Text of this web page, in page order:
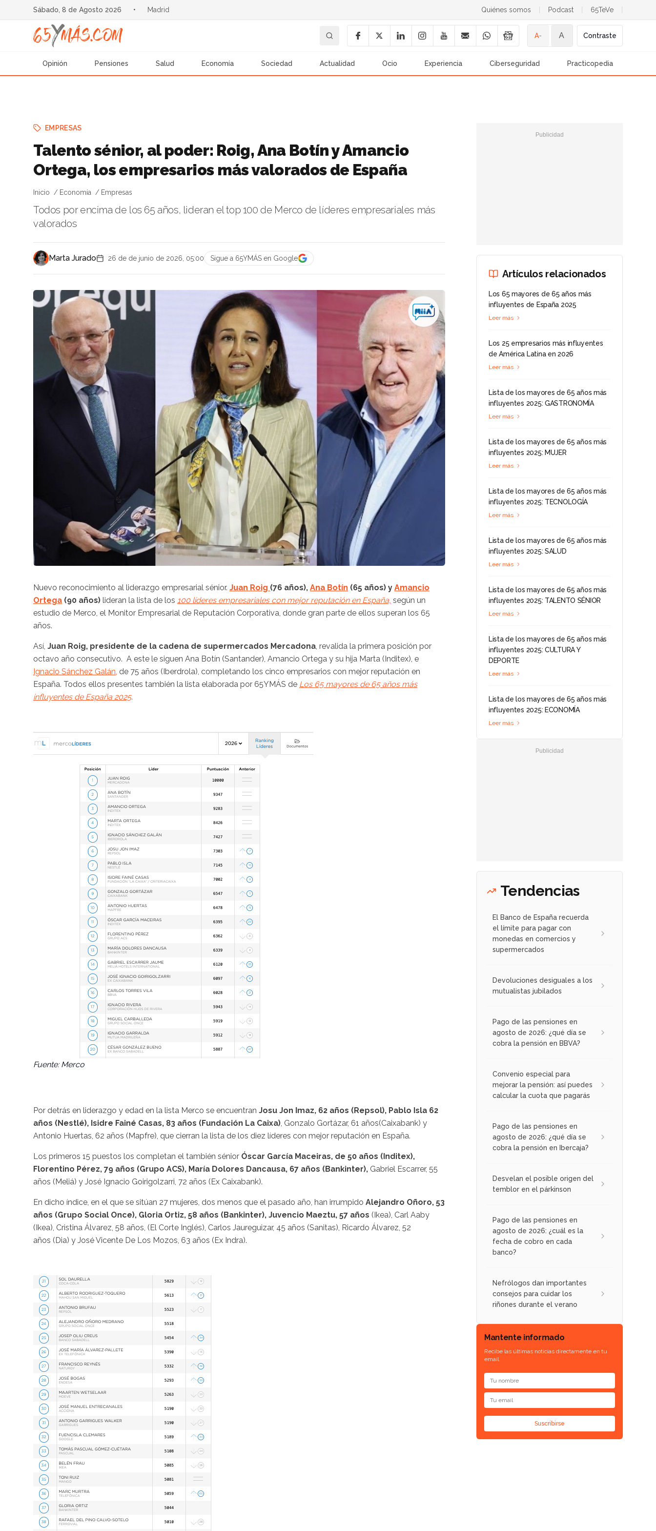
Sábado, 8 de Agosto 2026 • Madrid Quiénes somos Podcast 65TeVe
A- A Contraste
Opinión Pensiones Salud Economía Sociedad Actualidad Ocio Experiencia Ciberseguridad Practicopedia
EMPRESAS
Talento sénior, al poder: Roig, Ana Botín y Amancio
Ortega, los empresarios más valorados de España
Inicio Economía Empresas
Todos por encima de los 65 años, lideran el top 100 de Merco de líderes empresariales más
valorados
Marta Jurado 26 de de junio de 2026, 05:00 Sigue a 65YMÁS en Google
Nuevo reconocimiento al liderazgo empresarial sénior. Juan Roig (76 años), Ana Botín (65 años) y Amancio
Ortega (90 años) lideran la lista de los 100 líderes empresariales con mejor reputación en España, según un
estudio de Merco, el Monitor Empresarial de Reputación Corporativa, donde gran parte de ellos superan los 65
años.
Así, Juan Roig, presidente de la cadena de supermercados Mercadona , revalida la primera posición por
octavo año consecutivo. A este le siguen Ana Botín (Santander), Amancio Ortega y su hija Marta (Inditex), e
Ignacio Sánchez Galán, de 75 años (Iberdrola), completando los cinco empresarios con mejor reputación en
España. Todos ellos presentes también la lista elaborada por 65YMÁS de Los 65 mayores de 65 años más
influyentes de España 2025.
Fuente: Merco
Por detrás en liderazgo y edad en la lista Merco se encuentran Josu Jon Imaz, 62 años (Repsol), Pablo Isla 62
años (Nestlé), Isidre Fainé Casas, 83 años (Fundación La Caixa) , Gonzalo Gortázar, 61 años(Caixabank) y
Antonio Huertas, 62 años (Mapfre), que cierran la lista de los diez líderes con mejor reputación en España.
Los primeros 15 puestos los completan el también sénior Óscar García Maceiras, de 50 años (Inditex),
Florentino Pérez, 79 años (Grupo ACS), María Dolores Dancausa, 67 años (Bankinter), Gabriel Escarrer, 55
años (Meliá) y José Ignacio Goirigolzarri, 72 años (Ex Caixabank).
En dicho índice, en el que se sitúan 27 mujeres, dos menos que el pasado año, han irrumpido Alejandro Oñoro, 53
años (Grupo Social Once), Gloria Ortiz, 58 años (Bankinter), Juvencio Maeztu, 57 años (Ikea), Carl Aaby
(Ikea), Cristina Álvarez, 58 años, (El Corte Inglés), Carlos Jaureguizar, 45 años (Sanitas), Ricardo Álvarez, 52
años (Dia) y José Vicente De Los Mozos, 63 años (Ex Indra).
Artículos relacionados
Los 65 mayores de 65 años más
influyentes de España 2025
Leer más
Los 25 empresarios más influyentes
de América Latina en 2026
Leer más
Lista de los mayores de 65 años más
influyentes 2025: GASTRONOMÍA
Leer más
Lista de los mayores de 65 años más
influyentes 2025: MUJER
Leer más
Lista de los mayores de 65 años más
influyentes 2025: TECNOLOGÍA
Leer más
Lista de los mayores de 65 años más
influyentes 2025: SALUD
Leer más
Lista de los mayores de 65 años más
influyentes 2025: TALENTO SÉNIOR
Leer más
Lista de los mayores de 65 años más
influyentes 2025: CULTURA Y
DEPORTE
Leer más
Lista de los mayores de 65 años más
influyentes 2025: ECONOMÍA
Leer más
Tendencias
El Banco de España recuerda
el límite para pagar con
monedas en comercios y
supermercados
Devoluciones desiguales a los
mutualistas jubilados
Pago de las pensiones en
agosto de 2026: ¿qué día se
cobra la pensión en BBVA?
Convenio especial para
mejorar la pensión: así puedes
calcular la cuota que pagarás
Pago de las pensiones en
agosto de 2026: ¿qué día se
cobra la pensión en Ibercaja?
Desvelan el posible origen del
temblor en el párkinson
Pago de las pensiones en
agosto de 2026: ¿cuál es la
fecha de cobro en cada
banco?
Nefrólogos dan importantes
consejos para cuidar los
riñones durante el verano
Mantente informado
Recibe las últimas noticias directamente en tu
email.
Suscribirse